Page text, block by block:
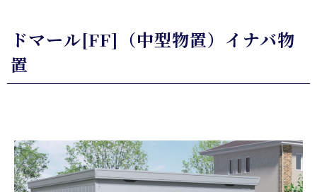
ドマール[FF]（中型物置）イナバ物
置